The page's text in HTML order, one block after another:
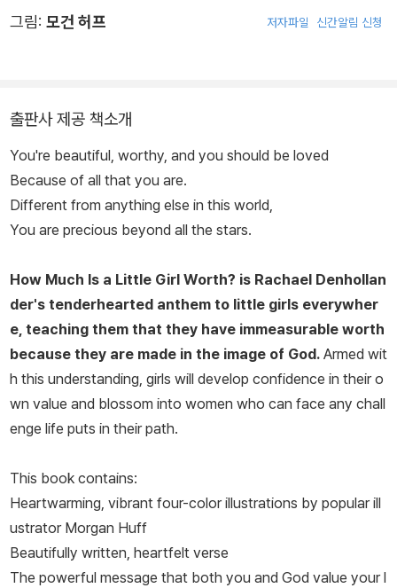
그림: 모건 허프 저자파일 신간알림 신청
출판사 제공 책소개
You're beautiful, worthy, and you should be loved
Because of all that you are.
Different from anything else in this world,
You are precious beyond all the stars.
How Much Is a Little Girl Worth? is Rachael Denhollan
der's tenderhearted anthem to little girls everywher
e, teaching them that they have immeasurable worth
because they are made in the image of God. Armed wit
h this understanding, girls will develop confidence in their o
wn value and blossom into women who can face any chall
enge life puts in their path.
This book contains:
Heartwarming, vibrant four-color illustrations by popular ill
ustrator Morgan Huff
Beautifully written, heartfelt verse
The powerful message that both you and God value your l